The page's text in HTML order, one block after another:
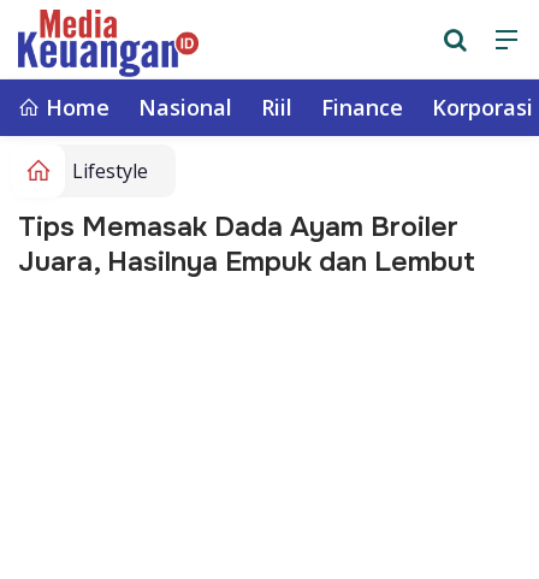
Home Nasional Riil Finance Korporasi
Lifestyle
Tips Memasak Dada Ayam Broiler
Juara, Hasilnya Empuk dan Lembut